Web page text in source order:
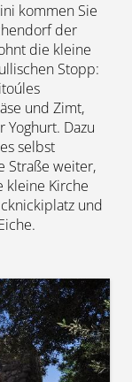
kommen Sie
der
die kleine
Stopp:
und Zimt,
Yoghurt. Dazu
selbst
Straße weiter,
kleine Kirche
und